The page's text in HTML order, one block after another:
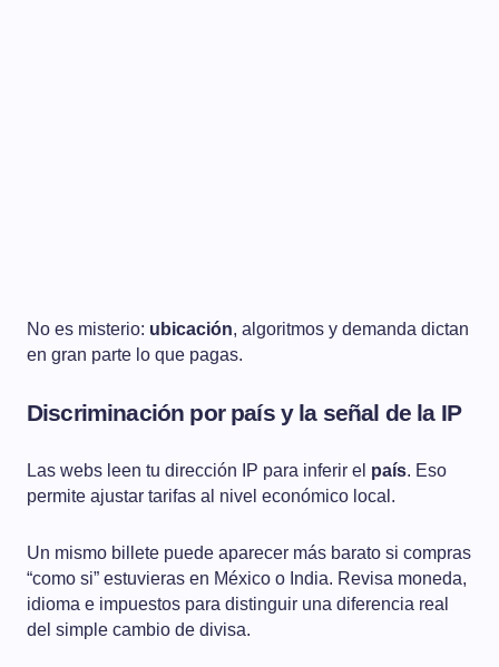
No es misterio: ubicación, algoritmos y demanda dictan
en gran parte lo que pagas.
Discriminación por país y la señal de la IP
Las webs leen tu dirección IP para inferir el país. Eso
permite ajustar tarifas al nivel económico local.
Un mismo billete puede aparecer más barato si compras
“como si” estuvieras en México o India. Revisa moneda,
idioma e impuestos para distinguir una diferencia real
del simple cambio de divisa.